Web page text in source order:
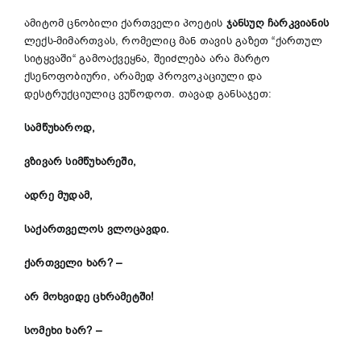
ამიტომ ცნობილი ქართველი პოეტის ჯანსუღ ჩარკვიანის
ლექს-მიმართვას, რომელიც მან თავის გაზეთ “ქართულ
სიტყვაში“ გამოაქვეყნა, შეიძლება არა მარტო
ქსენოფობიური, არამედ პროვოკაციული და
დესტრუქციულიც ვუწოდოთ. თავად განსაჯეთ:
სამწუხაროდ,
ვზივარ სიმწუხარეში,
ადრე მუდამ,
საქართველოს ვლოცავდი.
ქართველი ხარ? –
არ მოხვიდე ცხრამეტში!
სომეხი ხარ? –